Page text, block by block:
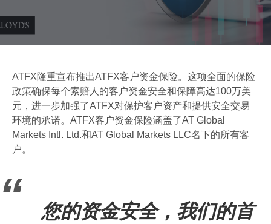
ATFX隆重宣布推出ATFX客户资金保险。这项全面的保险
政策确保每个索赔人的客户资金安全和保障高达100万美
元，进一步加强了ATFX对保护客户资产和提供安全交易
环境的承诺。ATFX客户资金保险涵盖了AT Global
Markets Intl. Ltd.和AT Global Markets LLC名下的所有客
户。
您的资金安全，我们的首